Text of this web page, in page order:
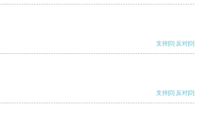
支持[0] 反对[0]
支持[0] 反对[0]